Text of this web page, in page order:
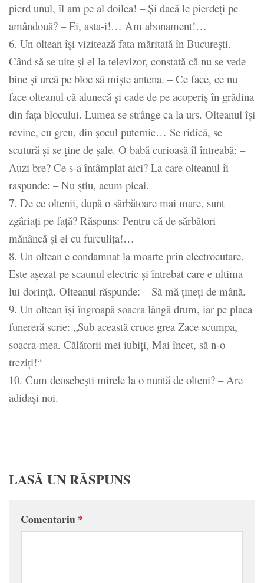
pierd unul, îl am pe al doilea! – Şi dacă le pierdeţi pe
amândouă? – Ei, asta-i!… Am abonament!…
6. Un oltean îşi vizitează fata măritată în Bucureşti. –
Când să se uite şi el la televizor, constată că nu se vede
bine şi urcă pe bloc să mişte antena. – Ce face, ce nu
face olteanul că alunecă şi cade de pe acoperiş în grădina
din faţa blocului. Lumea se strânge ca la urs. Olteanul îşi
revine, cu greu, din şocul puternic… Se ridică, se
scutură şi se ţine de şale. O babă curioasă îl întreabă: –
Auzi bre? Ce s-a întâmplat aici? La care olteanul îi
raspunde: – Nu ştiu, acum picai.
7. De ce oltenii, după o sărbătoare mai mare, sunt
zgâriaţi pe faţă? Răspuns: Pentru că de sărbători
mănâncă şi ei cu furculiţa!…
8. Un oltean e condamnat la moarte prin electrocutare.
Este aşezat pe scaunul electric şi întrebat care e ultima
lui dorinţă. Olteanul răspunde: – Să mă ţineţi de mână.
9. Un oltean îşi îngroapă soacra lângă drum, iar pe placa
funereră scrie: „Sub această cruce grea Zace scumpa,
soacra-mea. Călătorii mei iubiţi, Mai încet, să n-o
treziţi!“
10. Cum deosebeşti mirele la o nuntă de olteni? – Are
adidaşi noi.
LASĂ UN RĂSPUNS
Comentariu*